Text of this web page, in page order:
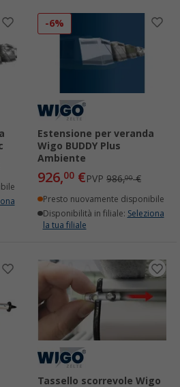
-6%
Estensione per veranda
Wigo BUDDY Plus
Ambiente
926,00 €PVP 986,00€
Presto nuovamente disponibile
Disponibilità in filiale: Seleziona
la tua filiale
Tassello scorrevole Wigo